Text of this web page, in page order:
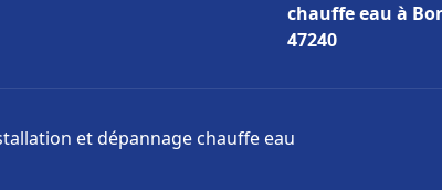
chauffe eau à
47240
et dépannage chauffe eau